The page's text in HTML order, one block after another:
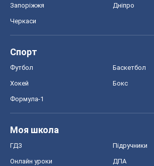
Запоріжжя Дніпро
Черкаси
Спорт
Футбол Баскетбол
Хокей Бокс
Формула-1
Моя школа
ГДЗ Підручники
Онлайн уроки ДПА